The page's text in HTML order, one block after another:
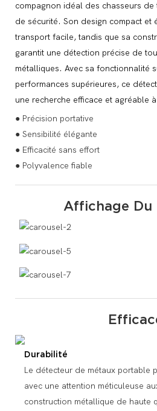
compagnon idéal des chasseurs
de sécurité. Son design compact et
transport facile, tandis que sa
garantit une détection précise de
métalliques. Avec sa fonctionnalité
performances supérieures, ce
une recherche efficace et agréable
● Précision portative
● Sensibilité élégante
● Efficacité sans effort
● Polyvalence fiable
Affichage Du
Durabilité
Le détecteur de métaux portable
avec une attention méticuleuse
construction métallique de haute